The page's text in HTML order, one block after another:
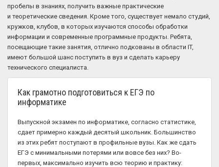
пробелы в знаниях, получить важные практические
и теоретические сведения. Кроме того, существует немало студий,
кружков, клубов, в которых изучаются способы обработки
информации и современные программные продукты. Ребята,
посещающие такие занятия, отлично подкованы в области IT,
имеют большой шанс поступить в вуз и сделать карьеру
технического специалиста.
Как грамотно подготовиться к ЕГЭ по
информатике
Выпускной экзамен по информатике, согласно статистике,
сдает примерно каждый десятый школьник. Большинство
из этих ребят поступают в профильные вузы. Как же сдать
ЕГЭ с минимальными потерями или вовсе без них? Во-
первых, максимально изучить всю теорию и практику: